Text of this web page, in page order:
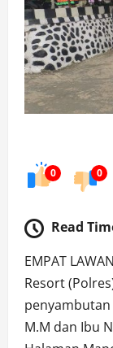
0 0
Read
EMPAT
Resort
penyambutan
M.M dan Ibu